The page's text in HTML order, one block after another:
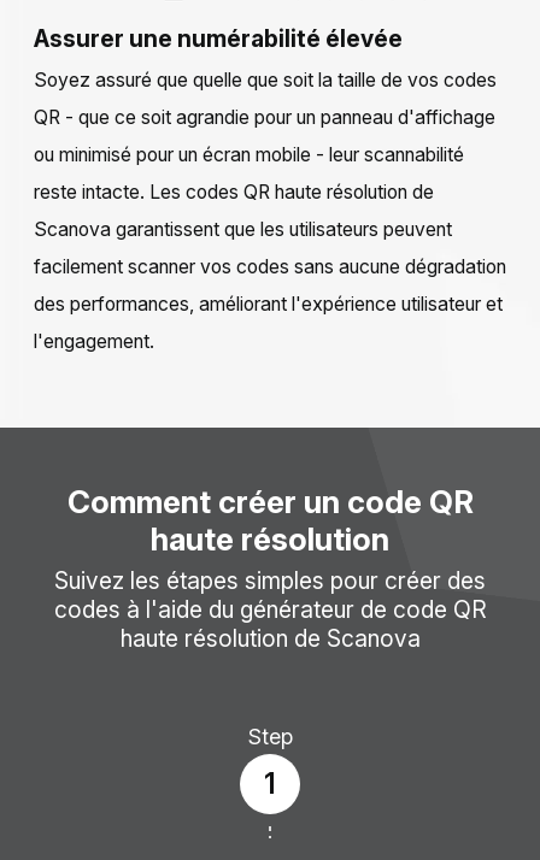
Assurer une numérabilité élevée
Soyez assuré que quelle que soit la taille de vos codes
QR - que ce soit agrandie pour un panneau d'affichage
ou minimisé pour un écran mobile - leur scannabilité
reste intacte. Les codes QR haute résolution de
Scanova garantissent que les utilisateurs peuvent
facilement scanner vos codes sans aucune dégradation
des performances, améliorant l'expérience utilisateur et
l'engagement.
Comment créer un code QR
haute résolution
Suivez les étapes simples pour créer des
codes à l'aide du générateur de code QR
haute résolution de Scanova
Step
1